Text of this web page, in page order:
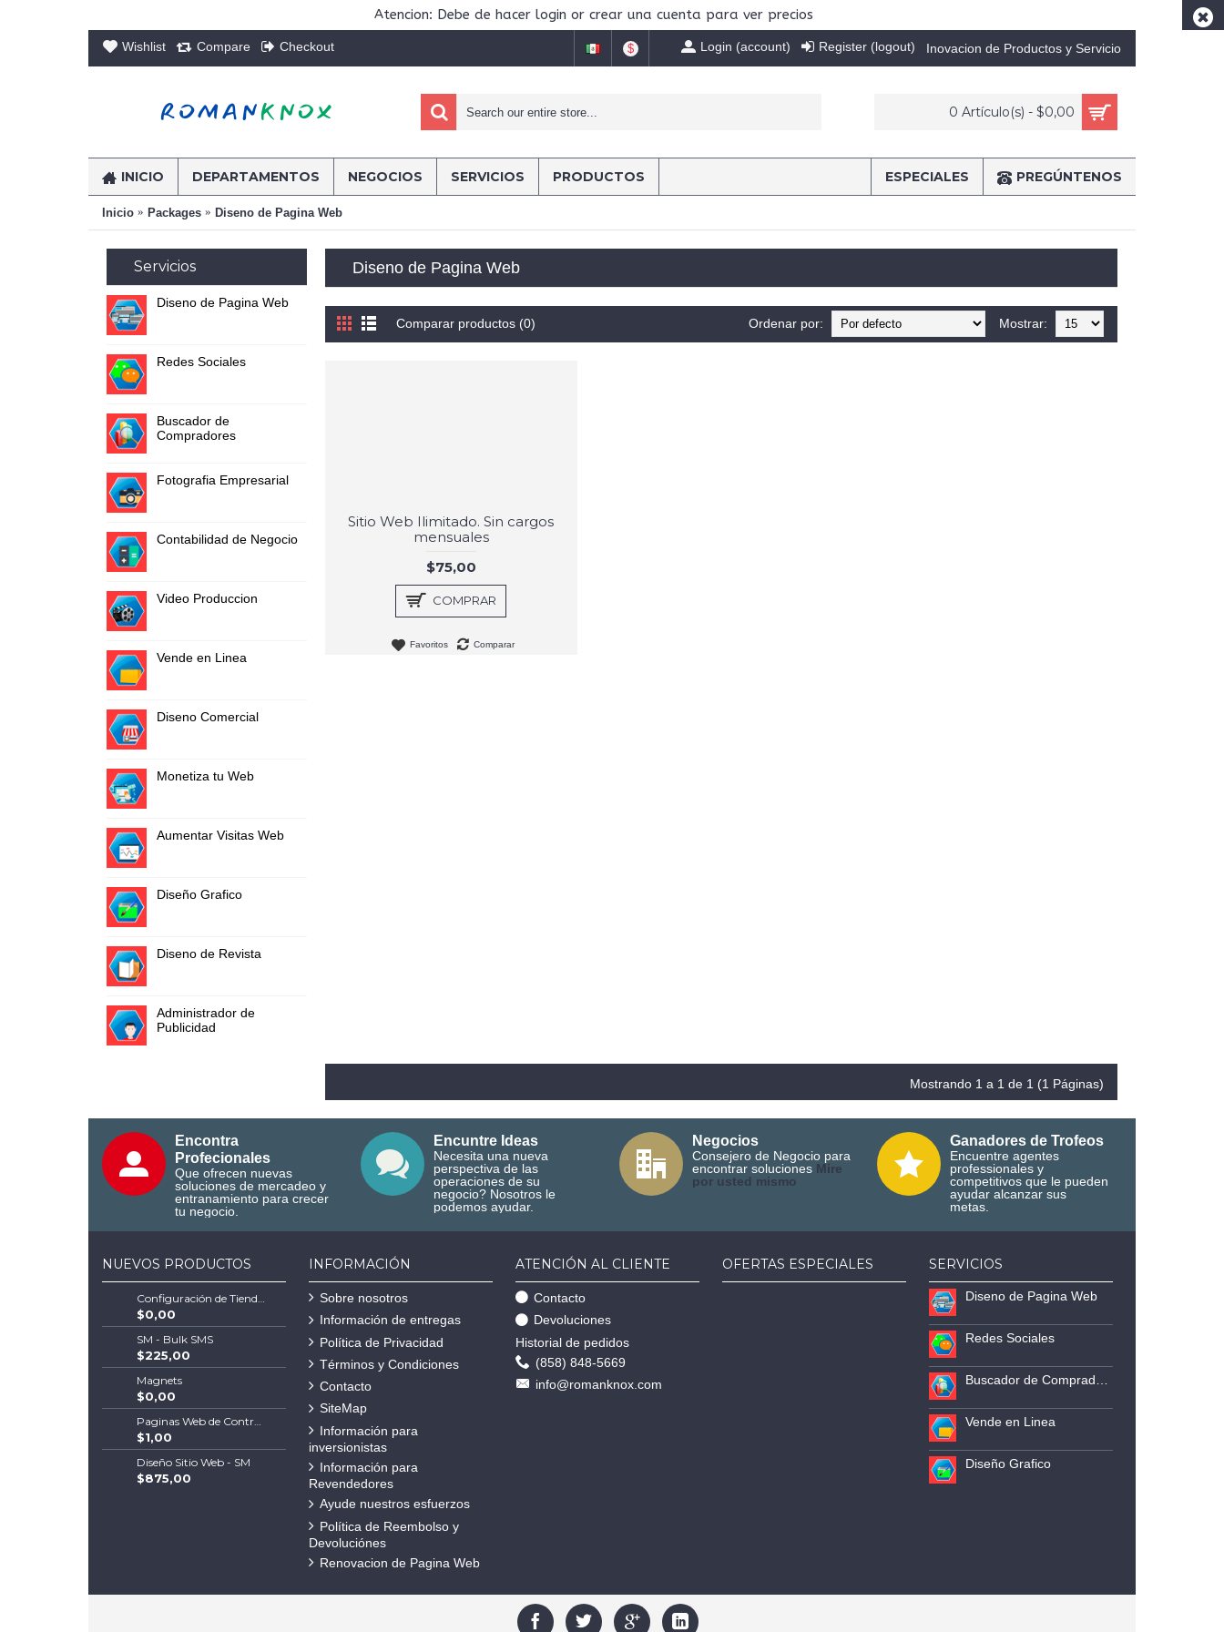
Atencion: Debe de hacer login or crear una cuenta para ver precios
Wishlist Compare Checkout $ Login (account) Register (logout) Inovacion de Productos y Servicio
0 Artículo(s) - $0,00
INICIO DEPARTAMENTOS NEGOCIOS SERVICIOS PRODUCTOS PREGÚNTENOS
ESPECIALES
Inicio Packages Diseno de Pagina Web
Servicios
Diseno de Pagina Web
Redes Sociales
Buscador de
Compradores
Fotografia Empresarial
Contabilidad de Negocio
Video Produccion
Vende en Linea
Diseno Comercial
Monetiza tu Web
Aumentar Visitas Web
Diseño Grafico
Diseno de Revista
Administrador de
Publicidad
Diseno de Pagina Web
Comparar productos (0) Mostrar:
Ordenar por:
Sitio Web Ilimitado. Sin cargos
mensuales
$75,00
COMPRAR
Favoritos Comparar
Mostrando 1 a 1 de 1 (1 Páginas)
Encontra
Profecionales
Que ofrecen nuevas
soluciones de mercadeo y
entranamiento para crecer
tu negocio.
Encuntre Ideas
Necesita una nueva
perspectiva de las
operaciones de su
negocio? Nosotros le
podemos ayudar.
Negocios
Consejero de Negocio para
encontrar soluciones Mire
por usted mismo
Ganadores de Trofeos
Encuentre agentes
professionales y
competitivos que le pueden
ayudar alcanzar sus
metas.
NUEVOS PRODUCTOS
Configuración de Tienda Shopify | Soluciones Escalables de Comercio Electrónico
$0,00
SM - Bulk SMS
$225,00
Magnets
$0,00
Paginas Web de Contratistas
$1,00
Diseño Sitio Web - SM
$875,00
INFORMACIÓN
Sobre nosotros
Información de entregas
Política de Privacidad
Términos y Condiciones
Contacto
SiteMap
Información para
inversionistas
Información para
Revendedores
Ayude nuestros esfuerzos
Política de Reembolso y
Devoluciónes
Renovacion de Pagina Web
ATENCIÓN AL CLIENTE
Contacto
Devoluciones
Historial de pedidos
(858) 848-5669
info@romanknox.com
OFERTAS ESPECIALES SERVICIOS
Diseno de Pagina Web
Redes Sociales
Vende en Linea
Diseño Grafico